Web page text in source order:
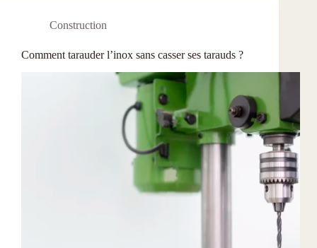
Construction
Comment tarauder l’inox sans casser ses tarauds ?